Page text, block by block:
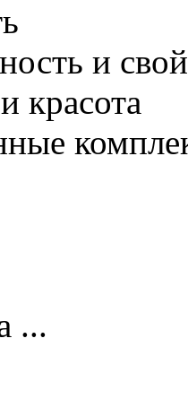
и
красота
...